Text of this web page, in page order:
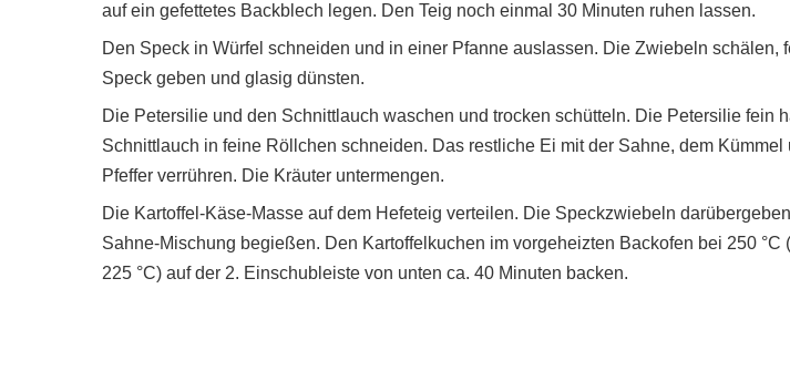
auf ein gefettetes Backblech legen. Den Teig noch einmal 30 Minuten ruhen lassen.
Den Speck in Würfel schneiden und in einer Pfanne auslassen. Die Zwiebeln schälen,
Speck geben und glasig dünsten.
Die Petersilie und den Schnittlauch waschen und trocken schütteln. Die Petersilie fein
Schnittlauch in feine Röllchen schneiden. Das restliche Ei mit der Sahne, dem Kümmel
Pfeffer verrühren. Die Kräuter untermengen.
Die Kartoffel-Käse-Masse auf dem Hefeteig verteilen. Die Speckzwiebeln
Sahne-Mischung begießen. Den Kartoffelkuchen im vorgeheizten Backofen bei 250 °C
225 °C) auf der 2. Einschubleiste von unten ca. 40 Minuten backen.